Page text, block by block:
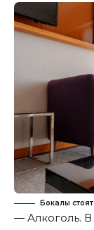
Бокалы
— Алкоголь. В